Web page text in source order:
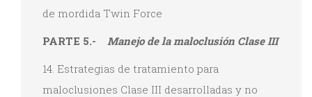
de mordida Twin Force
PARTE 5.- Manejo de la maloclusión Clase III
14. Estrategias de tratamiento para
maloclusiones Clase III desarrolladas y no